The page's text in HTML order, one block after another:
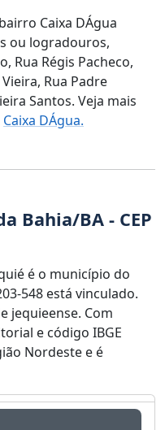
Caixa DÁgua
ou logradouros,
Rua Régis Pacheco,
Rua Padre
Santos. Veja mais
Caixa DÁgua.
Bahia/BA - CEP
é o município do
548 está vinculado.
jequieense. Com
e código IBGE
Nordeste e é